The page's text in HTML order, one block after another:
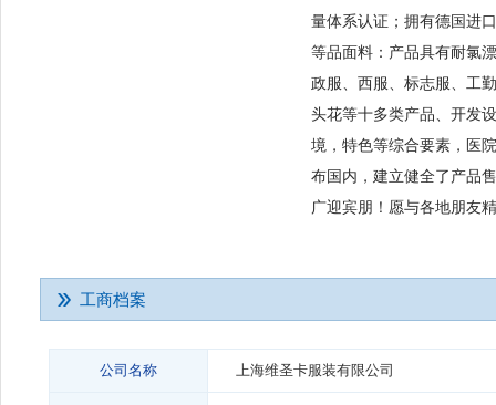
量体系认证；拥有德国进
等品面料：产品具有耐氯
政服、西服、标志服、工
头花等十多类产品、开发
境，特色等综合要素，医
布国内，建立健全了产品
广迎宾朋！愿与各地朋友
工商档案
公司名称 上海维圣卡服装有限公司